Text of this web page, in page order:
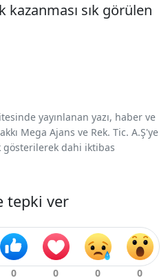
kazanması sık görülen
yayınlanan yazı, haber ve
Mega Ajans ve Rek. Tic. A.Ş'ye
gösterilerek dahi iktibas
tepki ver